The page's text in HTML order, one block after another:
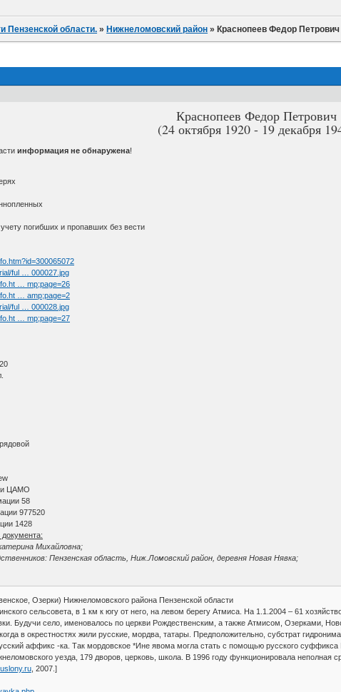
Пензенской области. » Нижнеломовский район » Краснопеев Федор Петрович
Краснопеев Федор Петрович
(24 октября 1920 - 19 декабря
информация не обнаружена!
погибших и пропавших без вести
ful … 000027.jpg
… mp;page=26
… amp;page=2
ful … 000028.jpg
… mp;page=27
ЦАМО
58
977520
1428
Михайловна;
Пензенская область, Ниж.Ломовский район, деревня Новая Нявка;
Озерки) Нижнеломовского района Пензенской области
сельсовета, в 1 км к югу от него, на левом берегу Атмиса. На 1.1.2004 – 61
Будучи село, именовалось по церкви Рождественским, а также Атмисом, Озерками,
в окрестностях жили русские, мордва, татары. Предположительно, субстрат
аффикс -ка. Так мордовское *Ине явома могла стать с помощью русского
уезда, 179 дворов, церковь, школа. В 1996 году функционировала неполная
, 2007.]